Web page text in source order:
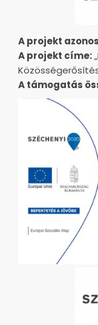
A projekt
A projekt címe:
A támogatás